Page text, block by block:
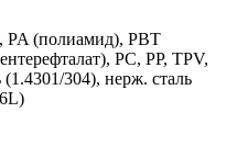
(полиамид), PBT
PC, PP, TPV,
(1.4301/304), нерж. сталь